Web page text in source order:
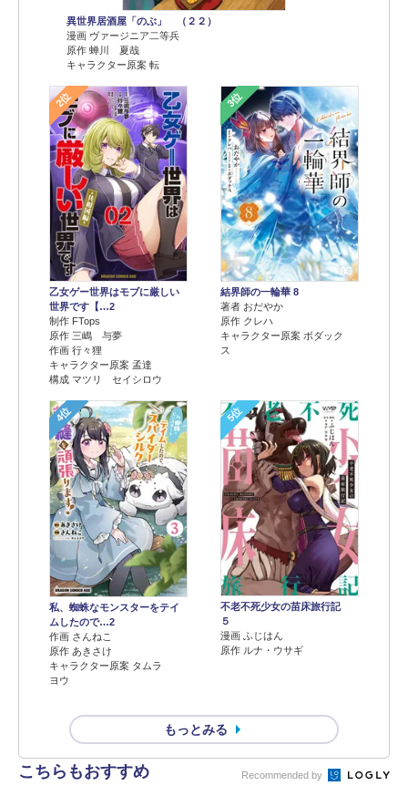
異世界居酒屋「のぶ」 （２２）
漫画 ヴァージニア二等兵
原作 蝉川 夏哉
キャラクター原案 転
2位
乙女ゲー世界はモブに厳しい
世界です【…2
制作 FTops
原作 三嶋 与夢
作画 行々狸
キャラクター原案 孟達
構成 マツリ セイシロウ
3位
結界師の一輪華 8
著者 おだやか
原作 クレハ
キャラクター原案 ボダック
ス
4位
私、蜘蛛なモンスターをテイ
ムしたので…2
作画 さんねこ
原作 あきさけ
キャラクター原案 タムラ
ヨウ
5位
不老不死少女の苗床旅行記
５
漫画 ふじはん
原作 ルナ・ウサギ
もっとみる
こちらもおすすめ Recommended by